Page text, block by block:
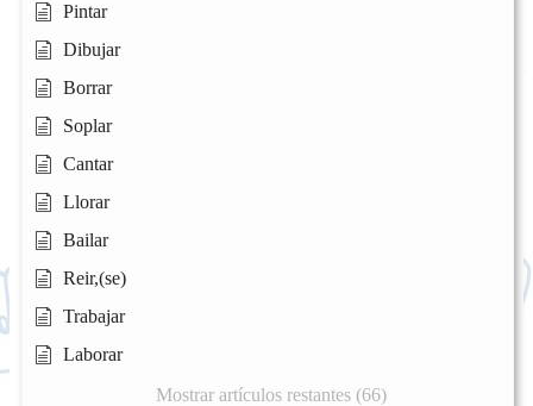
Pintar
Dibujar
Borrar
Soplar
Cantar
Llorar
Bailar
Reir,(se)
Trabajar
Laborar
Mostrar artículos restantes (66)